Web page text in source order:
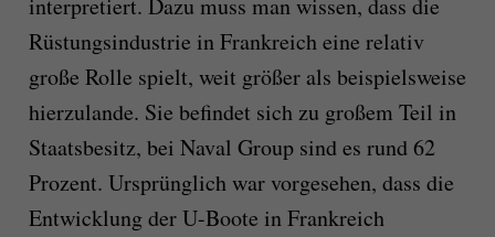
interpretiert. Dazu muss man wissen, dass die
Rüstungsindustrie in Frankreich eine relativ
große Rolle spielt, weit größer als beispielsweise
hierzulande. Sie befindet sich zu großem Teil in
Staatsbesitz, bei Naval Group sind es rund 62
Prozent. Ursprünglich war vorgesehen, dass die
Entwicklung der U-Boote in Frankreich